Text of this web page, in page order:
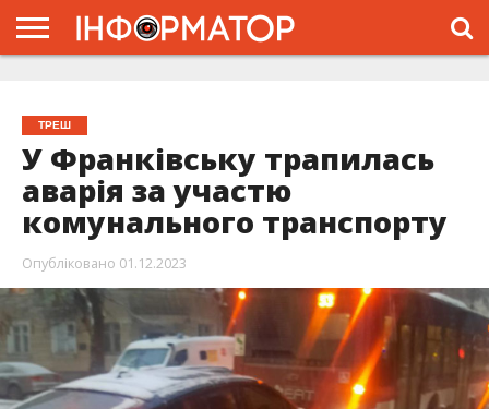
ТРЕШ
У Франківську трапилась
аварія за участю
комунального транспорту
Опубліковано 01.12.2023